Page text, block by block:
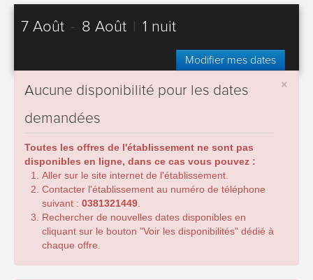
7 Août - 8 Août 1 nuit
Modifier mes dates
×
Aucune disponibilité pour les dates
demandées
Toutes les offres de l'établissement ne sont pas
disponibles en ligne, dans ce cas vous pouvez :
Aller sur le site internet de l'établissement.
Contacter l'établissement au numéro de téléphone
suivant : 0381321449
Rechercher de nouvelles dates disponibles en
cliquant sur le bouton "Voir les disponibilités" dédié à
chaque offre.